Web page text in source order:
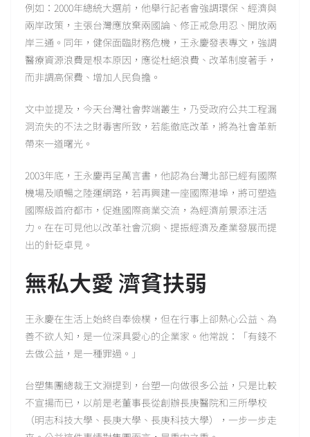
例如：2000年總統大選前，他舉行記者會強調環保、經濟與
兩岸政策，主張台灣應放棄兩國論、修正戒急用忍、開放兩
岸三通。同年，健保面臨財務危機，王永慶發表專文，強調
醫療資源浪費是根本原因，應從杜絕浪費、改革制度著手，
而非調高保費、增加人民負擔。
文中並提及，今天台灣社會弊端叢生，乃受政府公共工程漏
洞流失的不法之財毒害所致，若能徹底改革，將為社會革新
帶來一道曙光。
2003年底，王永慶再呈萬言書，他認為台灣北部已經有國際
機場及順暢之陸運網路，若再興建一座國際港埠，將可塑造
國際級首府都市，促進國際商業交流，為經濟前景添注活
力。在在可見他以改革社會沉痾、提振經濟及產業發展而提
出的針砭卓見。
無私大愛 濟貧扶弱
王永慶在生活上始終自奉儉樸，但在行事上卻熱心公益、為
善不欲人知，是一位深具愛心的企業家。他常說：「有錢不
去做公益，是一種罪過。」
台塑集團總裁王文淵提到，台塑一向做很多公益，只是比較
不宣揚而已，以前是老董事長從創辦長庚醫院和三所學校
（明志科技大學、長庚大學、長庚科技大學），一步一步走